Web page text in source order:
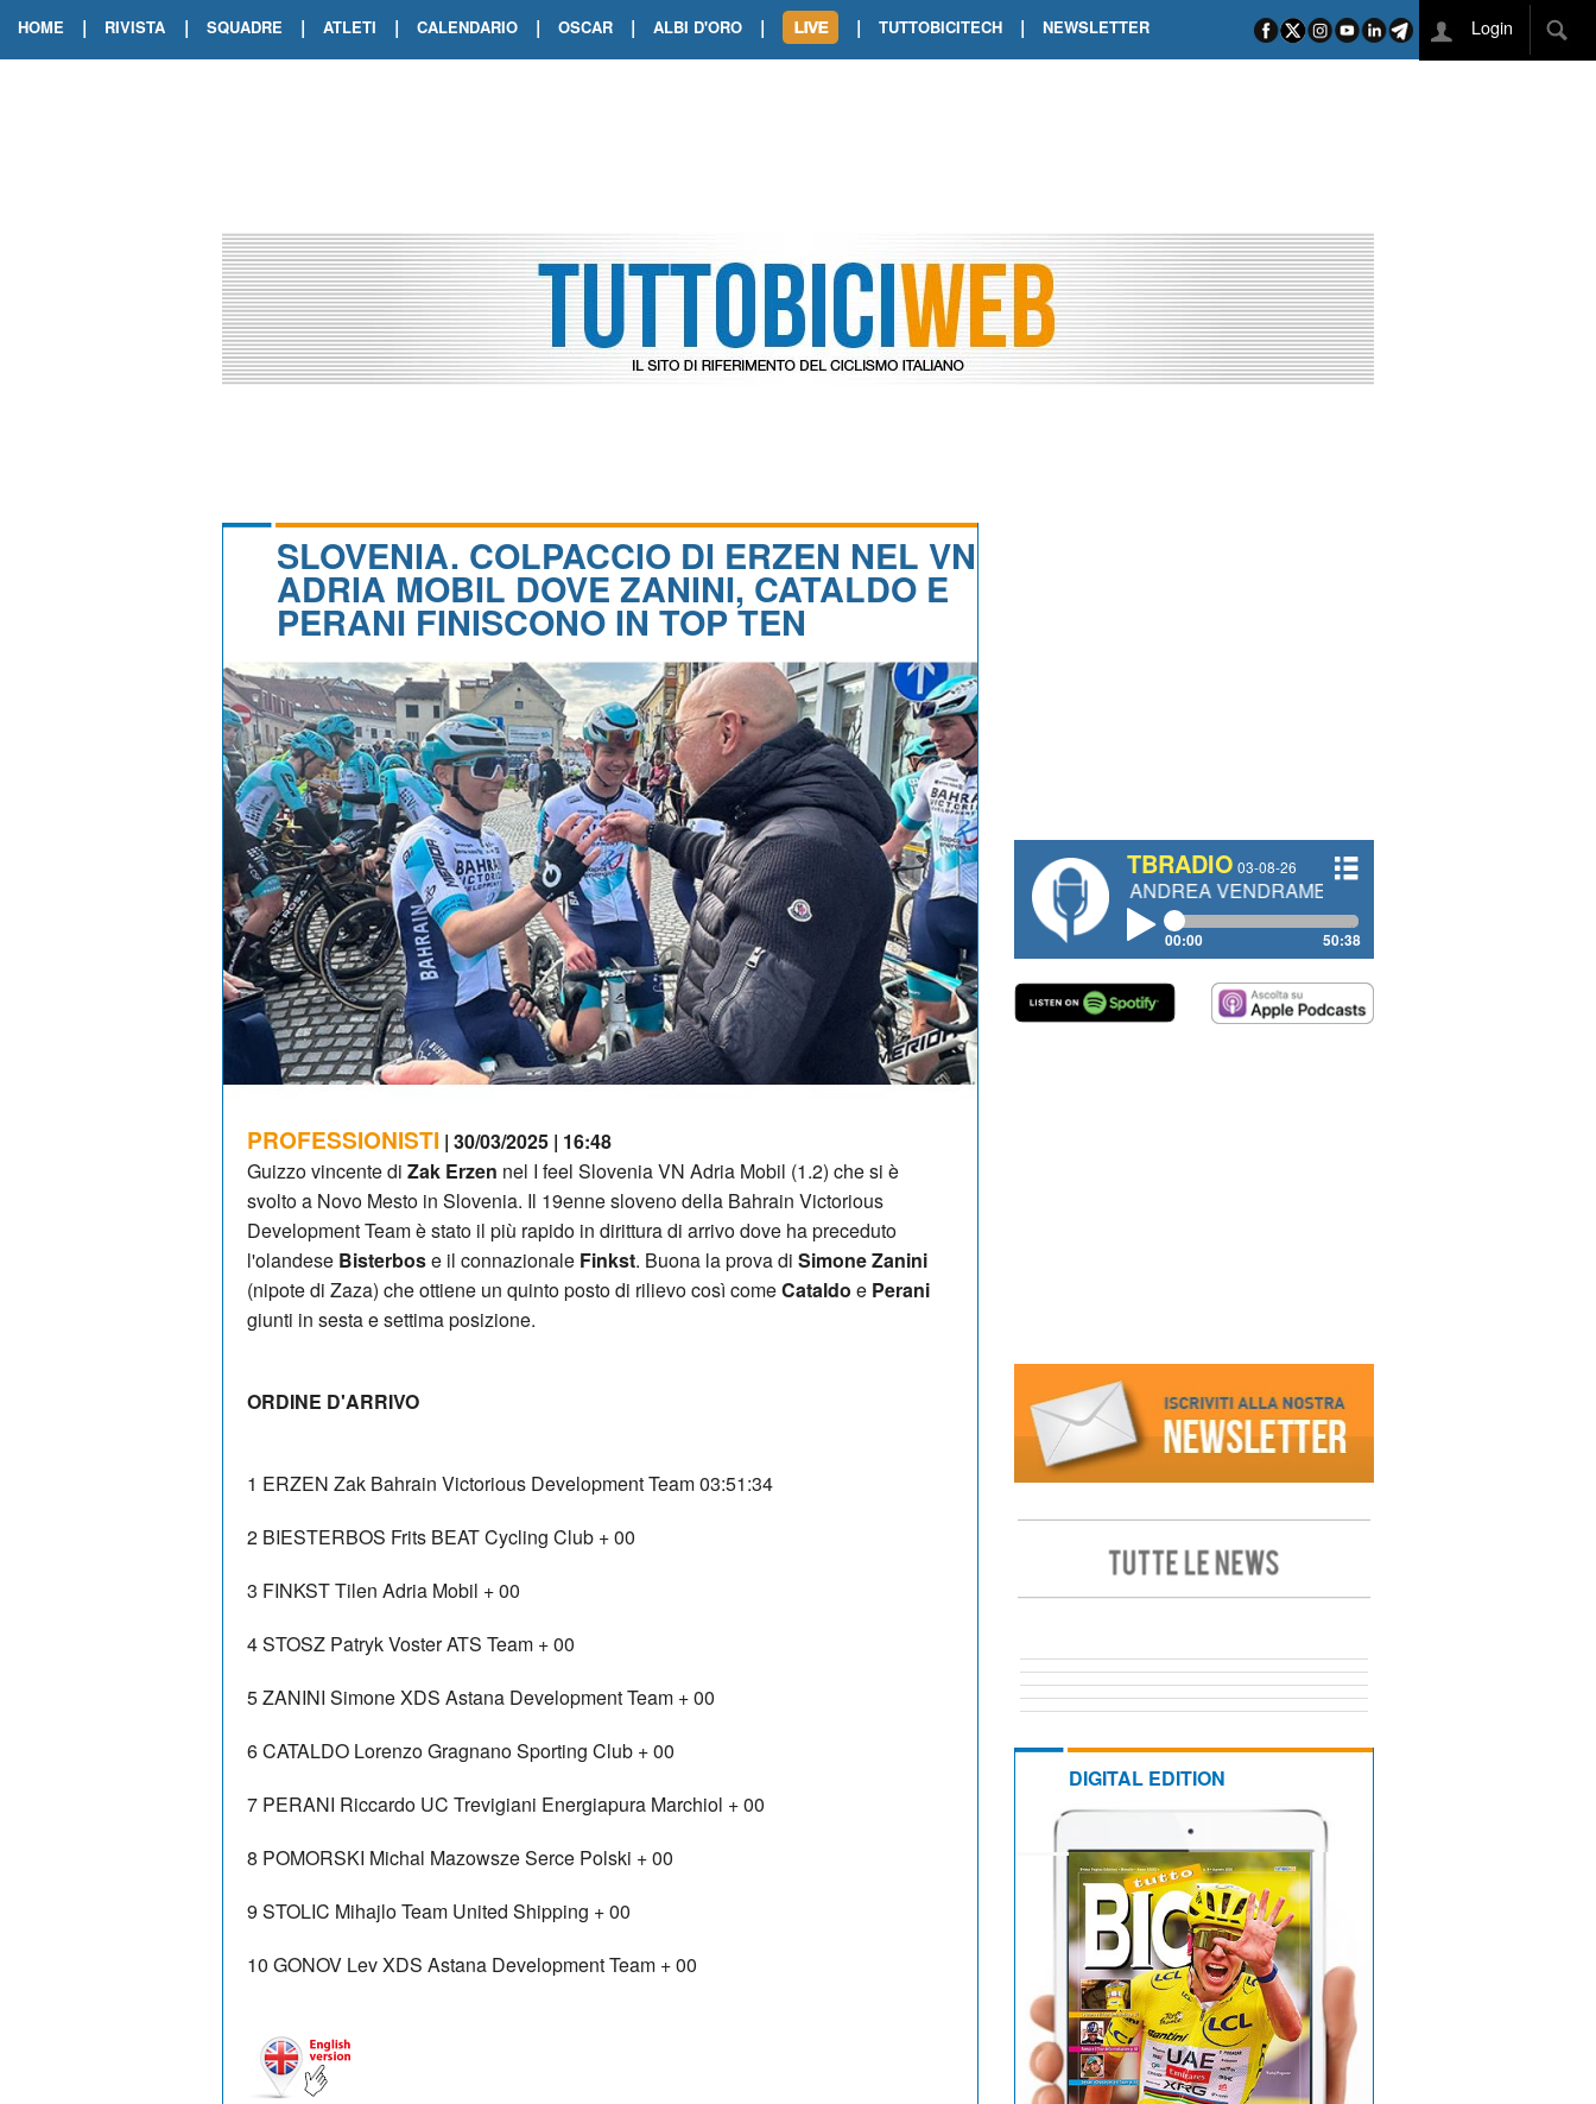
HOME | RIVISTA | SQUADRE | ATLETI | CALENDARIO | OSCAR | ALBI D'ORO |
TOUR DE FRANCE. ORCIERES-MERLETTE INCORONA CARAPAZ
TOUR DE FRANCE. A VOIRON TRIONFO DI PHILIPSEN SU SCHMID E KOOIJ
| TUTTOBICITECH | NEWSLETTER Login
SLOVENIA. COLPACCIO DI ERZEN NEL VN
ADRIA MOBIL DOVE ZANINI, CATALDO E
PERANI FINISCONO IN TOP TEN
PROFESSIONISTI | 30/03/2025 | 16:48
Guizzo vincente di Zak Erzen nel I feel Slovenia VN Adria Mobil (1.2) che si è
svolto a Novo Mesto in Slovenia. Il 19enne sloveno della Bahrain Victorious
Development Team è stato il più rapido in dirittura di arrivo dove ha preceduto
l'olandese Bisterbose il connazionale Finkst. Buona la prova di Simone Zanini
(nipote di Zaza) che ottiene un quinto posto di rilievo così comeCataldo e Perani
giunti in sesta e settima posizione.
ORDINE D'ARRIVO
1 ERZEN Zak Bahrain Victorious Development Team03:51:34
2 BIESTERBOS Frits BEAT Cycling Club + 00
3 FINKST Tilen Adria Mobil + 00
4STOSZ PatrykVoster ATS Team + 00
5ZANINI SimoneXDS Astana Development Team + 00
6CATALDO LorenzoGragnano Sporting Club + 00
7 PERANI Riccardo UC Trevigiani Energiapura Marchiol + 00
8 POMORSKI Michal Mazowsze Serce Polski + 00
9 STOLIC MihajloTeam United Shipping + 00
10 GONOV LevXDS Astana Development Team + 00
TBRADIO 03-08-26
#334 CHARLY WEGELIUS, MAURO GIANETTI, ANDREA VENDRAME, FILIPPO FIORELLI
00:00 50:38
DIGITAL EDITION